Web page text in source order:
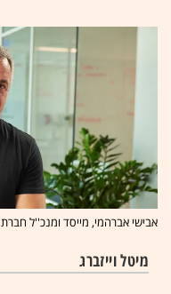
אבישי אברהמי, מייסד ומנכ''ל חברת Wix / צילום: אלן צצקין
מיטל וייזברג